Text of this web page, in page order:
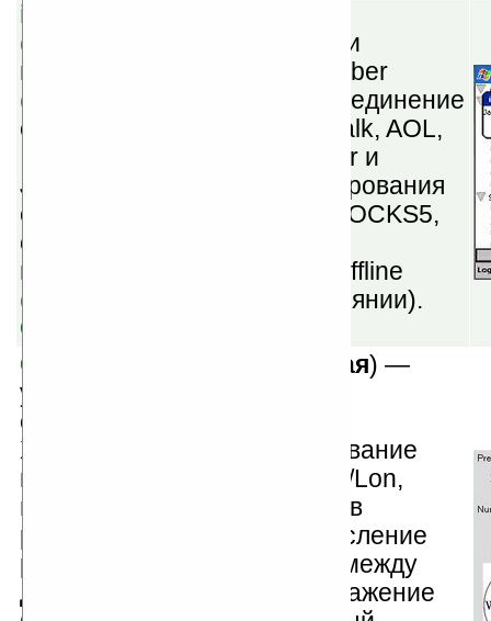
imov Messenger v2.25e
(
) — клиент сети
мгновенных сообщений Jabber
(XMPP). Характеристики: соединение
с пользователями Google Talk, AOL,
ICQ, MSN, Yahoo! Messenger и
Jabber, чат, поддержка кодирования
соединения (SSL), прокси SOCKS5,
отправка сообщений, когда
пользователь находится в offline
(отключенном от сети состоянии).
Скачать
GPS4PPC v1.05
бесплатная) —
утилита для навигации и
отображения GPS-данных.
Характеристики: преобразование
координат между UTM и Lat/Lon,
преобразование координат в
различные величины, вычисление
расстояния и направления между
двумя координатами, отображение